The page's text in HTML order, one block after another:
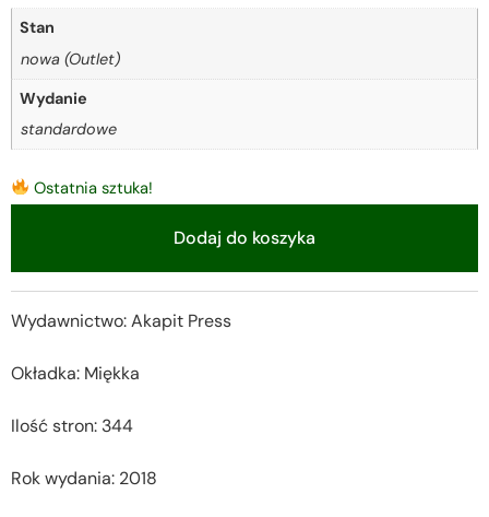
Stan
nowa (Outlet)
Wydanie
standardowe
Ostatnia sztuka!
Dodaj do koszyka
Wydawnictwo: Akapit Press
Okładka: Miękka
Ilość stron: 344
Rok wydania: 2018